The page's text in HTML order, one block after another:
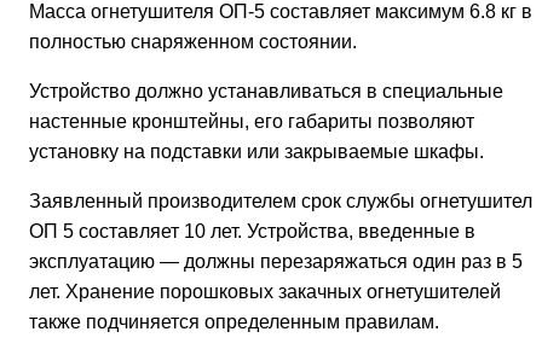
Масса огнетушителя ОП-5 составляет максимум 6.8 кг в
полностью снаряженном состоянии.
Устройство должно устанавливаться в специальные
настенные кронштейны, его габариты позволяют
установку на подставки или закрываемые шкафы.
Заявленный производителем срок службы огнетушителя
ОП 5 составляет 10 лет. Устройства, введенные в
эксплуатацию — должны перезаряжаться один раз в 5
лет. Хранение порошковых закачных огнетушителей
также подчиняется определенным правилам.